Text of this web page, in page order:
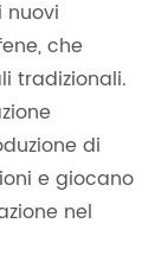
che
tradizionali.
di
e giocano
nel